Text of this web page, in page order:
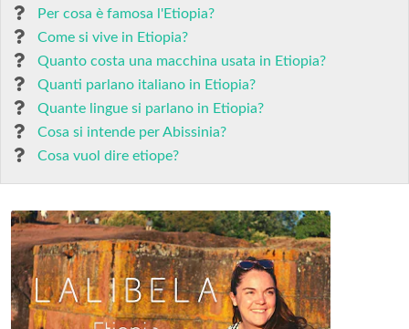
Per cosa è famosa l'Etiopia?
Come si vive in Etiopia?
Quanto costa una macchina usata in Etiopia?
Quanti parlano italiano in Etiopia?
Quante lingue si parlano in Etiopia?
Cosa si intende per Abissinia?
Cosa vuol dire etiope?